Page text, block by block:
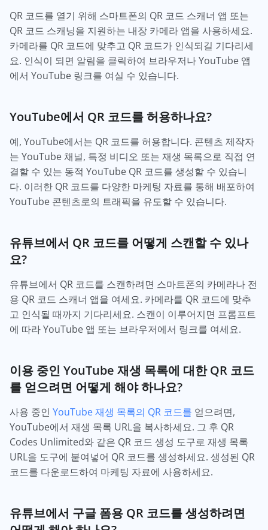
QR 코드를 열기 위해 스마트폰의 QR 코드 스캐너 앱 또는
QR 코드 스캐닝을 지원하는 내장 카메라 앱을 사용하세요.
카메라를 QR 코드에 맞추고 QR 코드가 인식되길 기다리세
요. 인식이 되면 알림을 클릭하여 브라우저나 YouTube 앱
에서 YouTube 링크를 여실 수 있습니다.
YouTube에서 QR 코드를 허용하나요?
예, YouTube에서는 QR 코드를 허용합니다. 콘텐츠 제작자
는 YouTube 채널, 특정 비디오 또는 재생 목록으로 직접 연
결할 수 있는 동적 YouTube QR 코드를 생성할 수 있습니
다. 이러한 QR 코드를 다양한 마케팅 자료를 통해 배포하여
YouTube 콘텐츠로의 트래픽을 유도할 수 있습니다.
유튜브에서 QR 코드를 어떻게 스캔할 수 있나
요?
유튜브에서 QR 코드를 스캔하려면 스마트폰의 카메라나 전
용 QR 코드 스캐너 앱을 여세요. 카메라를 QR 코드에 맞추
고 인식될 때까지 기다리세요. 스캔이 이루어지면 프롬프트
에 따라 YouTube 앱 또는 브라우저에서 링크를 여세요.
이용 중인 YouTube 재생 목록에 대한 QR 코드
를 얻으려면 어떻게 해야 하나요?
사용 중인 YouTube 재생 목록의 QR 코드를 얻으려면,
YouTube에서 재생 목록 URL을 복사하세요. 그 후 QR
Codes Unlimited와 같은 QR 코드 생성 도구로 재생 목록
URL을 도구에 붙여넣어 QR 코드를 생성하세요. 생성된 QR
코드를 다운로드하여 마케팅 자료에 사용하세요.
유튜브에서 구글 폼용 QR 코드를 생성하려면